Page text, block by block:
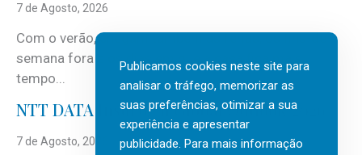
7 de Agosto, 2026
Com o verão, chegam também as férias, os fins-de-
semana fora e os dias em que a casa fica mais
tempo...
NTT DATA Insurtech Global Outlook 2026
7 de Agosto, 2026
Publicamos cookies neste site para
analisar o tráfego, memorizar as
suas preferências, otimizar a sua
experiência e apresentar
publicidade. Para mais informação